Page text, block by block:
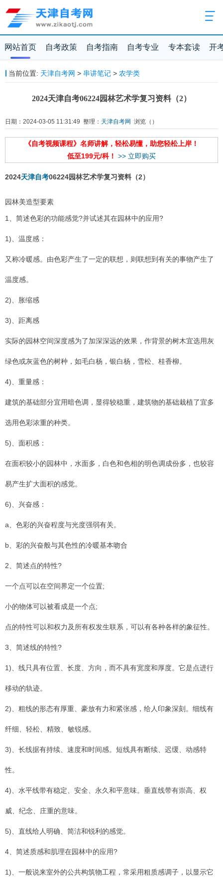
网站首页 自考政策 自考指南 自考专业 专本套读 开
当前位置: 天津自考网 > 串讲笔记> 农学类
2024天津自考06224园林艺术学复习资料（2）
日期：2024-03-05 11:31:49 整理： 天津自考网 浏览（ ）
《自考视频课程》名师讲解，轻松易懂，助您轻松上岸！
低至199元/科！ >> 立即购买
2024天津自考06224园林艺术学复习资料（2）
园林美造型要素
1、简述色彩的功能感觉?并试述其在园林中的应用?
1)、温度感：
又称冷暖感。由色彩产生了一定的联想，则联想到有关的事物产生了
温度感。
2)、胀缩感
3)、距离感
实际的园林空间深度感为了加深深远的效果，作背景的树木宜选用灰
绿色或灰蓝色的树种，如毛白杨，银白杨，雪松、桂香柳。
4)、重量感：
建筑的基础部分宜用暗色调，显得较稳重，建筑物的基础栽植了宜多
选用色彩浓重的种类。
5)、面积感：
在面积较小的园林中，水面多，白色和色相的明色调成份多，也较容
易产生扩大面积的感觉。
6)、兴奋感：
a、色彩的兴奋程度与光度强弱有关。
b、彩的兴奋般与其色性的冷暖基本吻合
2、简述点的特性?
一个点可以在空间界定一个位置;
小的物体可以被看成是一个点;
点的特性可以和权力及所有权发生联系，可以有各种各样的象征性。
3、简述线的特性?
1)、线只具有位置、长度、方向，而不具有宽度和厚度。它是点进行
移动的轨迹。
2)、粗线的形态有厚重、豪放有力和紧张感，给人印象深刻。细线有
纤细、轻松、精致、敏锐感。
3)、长线据有持续、速度和时间感。短线具有断续、迟缓、动感特
性。
4)、水平线带有稳定、安全、永久和平意味。垂直线带有崇高、权
威、纪念、庄重的意味。
5)、直线给人明确、简洁和锐利的感觉。
4、简述质感和肌理在园林中的应用?
1)、一般说来室外的公共构筑物工程，常采用粗质感调子，以显示它